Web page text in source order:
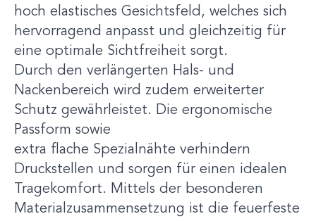
hoch elastisches Gesichtsfeld, welches sich
hervorragend anpasst und gleichzeitig für
eine optimale Sichtfreiheit sorgt.
Durch den verlängerten Hals- und
Nackenbereich wird zudem erweiterter
Schutz gewährleistet. Die ergonomische
Passform sowie
extra flache Spezialnähte verhindern
Druckstellen und sorgen für einen idealen
Tragekomfort. Mittels der besonderen
Materialzusammensetzung ist die feuerfeste